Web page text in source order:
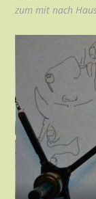
zum mit nach